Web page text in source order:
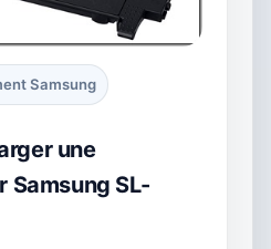
Samsung
une
Samsung SL-